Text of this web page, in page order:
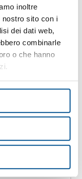
inoltre
sito con i
dei dati web,
combinarle
o che hanno